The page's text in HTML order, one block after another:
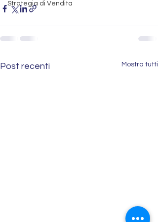
Strategia di Vendita
Post recenti Mostra tutti